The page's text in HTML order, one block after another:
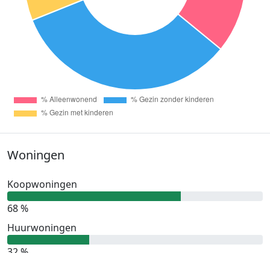
Woningen
Koopwoningen
68 %
Huurwoningen